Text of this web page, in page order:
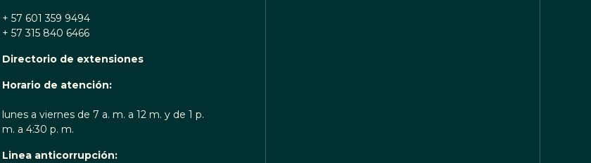
+ 57 601 359 9494
+ 57 315 840 6466
Directorio de extensiones
Horario de atención:
lunes a viernes de 7 a. m. a 12 m. y de 1 p.
m. a 4:30 p. m.
Linea anticorrupción: